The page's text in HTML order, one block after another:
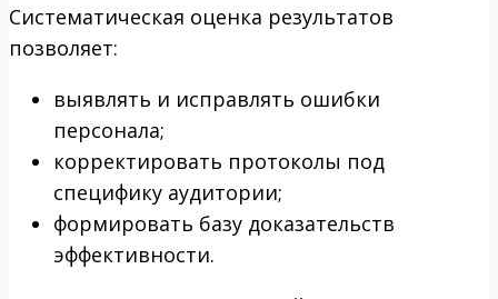
Систематическая оценка результатов
позволяет:
выявлять и исправлять ошибки
персонала;
корректировать протоколы под
специфику аудитории;
формировать базу доказательств
эффективности.